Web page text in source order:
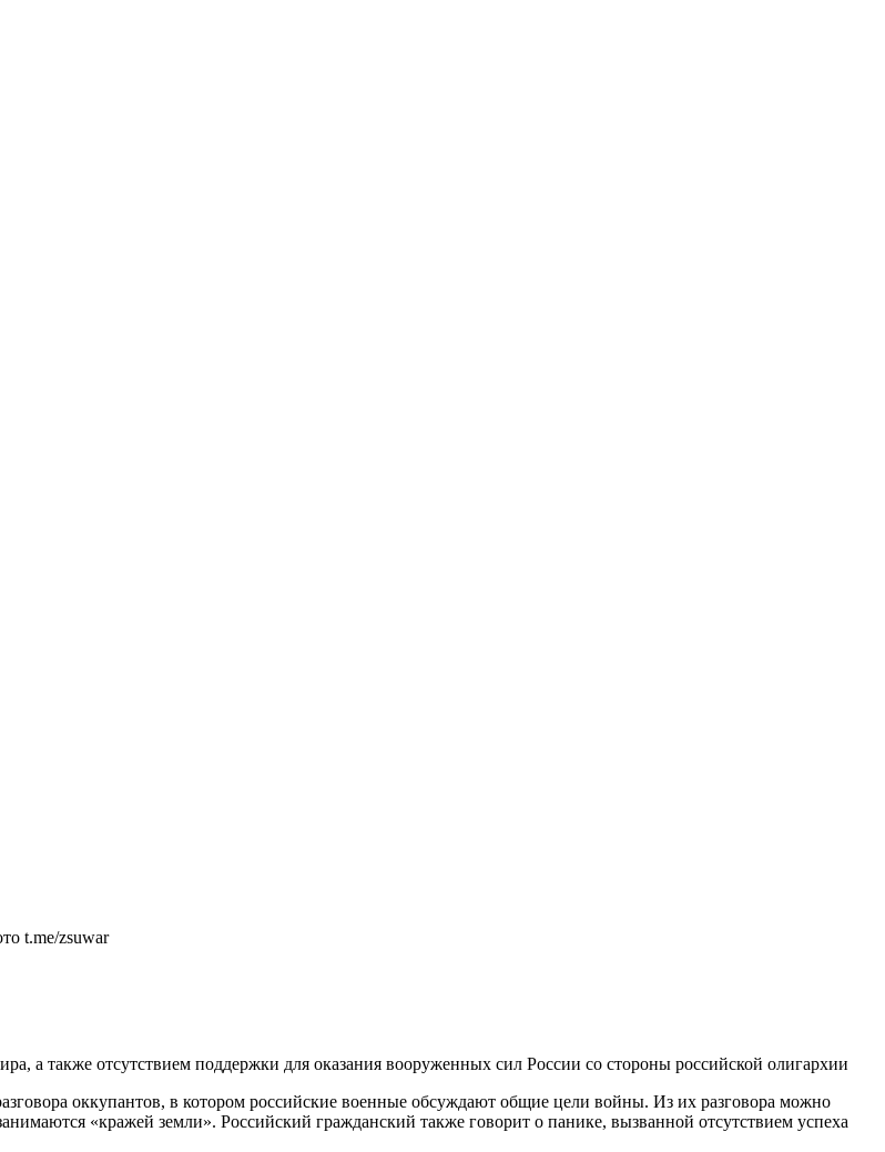
t.me/zsuwar
а также отсутствием поддержки для оказания вооруженных сил России со стороны российской олигархии
оккупантов, в котором российские военные обсуждают общие цели войны. Из их разговора можно
«кражей земли». Российский гражданский также говорит о панике, вызванной отсутствием успеха